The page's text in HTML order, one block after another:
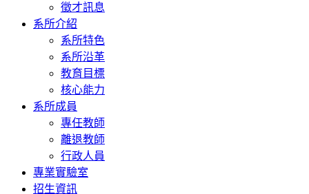
徵才訊息
系所介紹
系所特色
系所沿革
教育目標
核心能力
系所成員
專任教師
離退教師
行政人員
專業實驗室
招生資訊